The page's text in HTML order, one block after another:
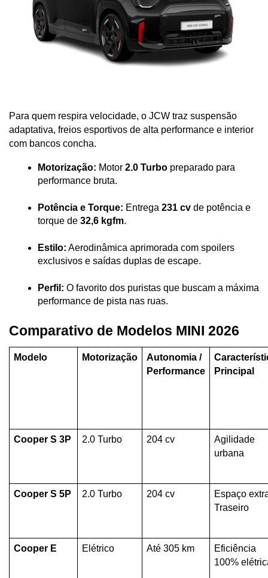
Para quem respira velocidade, o JCW traz suspensão
adaptativa, freios esportivos de alta performance e interior
com bancos concha.
Motorização: Motor 2.0 Turbo preparado para
performance bruta.
Potência e Torque: Entrega 231 cv de potência e
torque de 32,6 kgfm.
Estilo: Aerodinâmica aprimorada com spoilers
exclusivos e saídas duplas de escape.
Perfil: O favorito dos puristas que buscam a máxima
performance de pista nas ruas.
Comparativo de Modelos MINI 2026
Modelo Motorização
Autonomia /
Performance
Principal
Cooper S 3P 2.0 Turbo 204 cv
Agilidade
urbana
Cooper S 5P 2.0 Turbo 204 cv
Espaço
Traseiro
Cooper E Elétrico Até 305 km
Eficiência
100%